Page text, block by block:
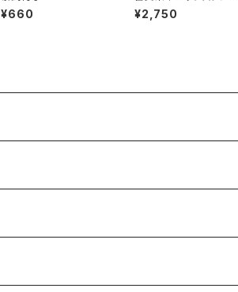
¥660
（70年代景徳鎮デッドス
トック）
¥2,750